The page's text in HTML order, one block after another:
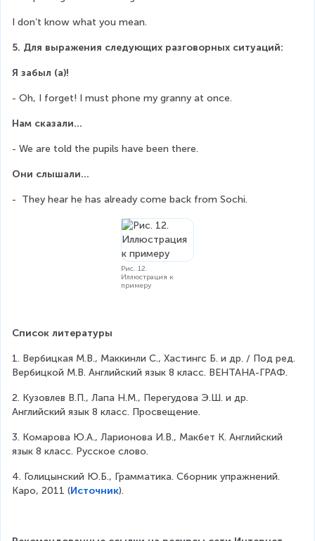
I don’t know what you mean.
5. Для выражения следующих разговорных ситуаций:
Я забыл (а)!
- Oh, I forget! I must phone my granny at once.
Нам сказали…
- We are told the pupils have been there.
Они слышали…
-  They hear he has already come back from Sochi.
Рис. 12.
Иллюстрация к
примеру
Список литературы
1. Вербицкая М.В., Маккинли С., Хастингс Б. и др. / Под ред.
Вербицкой М.В. Английский язык 8 класс. ВЕНТАНА-ГРАФ.
2. Кузовлев В.П., Лапа Н.М., Перегудова Э.Ш. и др.
Английский язык 8 класс. Просвещение.
3. Комарова Ю.А., Ларионова И.В., Макбет К. Английский
язык 8 класс. Русское слово.
4. Голицынский Ю.Б., Грамматика. Сборник упражнений.
Каро, 2011 (Источник).